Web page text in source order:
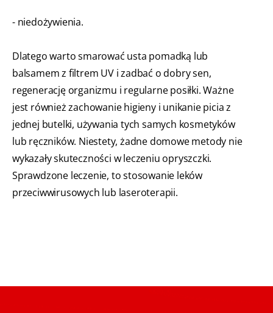
- niedożywienia.
Dlatego warto smarować usta pomadką lub
balsamem z filtrem UV i zadbać o dobry sen,
regenerację organizmu i regularne posiłki. Ważne
jest również zachowanie higieny i unikanie picia z
jednej butelki, używania tych samych kosmetyków
lub ręczników. Niestety, żadne domowe metody nie
wykazały skuteczności w leczeniu opryszczki.
Sprawdzone leczenie, to stosowanie leków
przeciwwirusowych lub laseroterapii.